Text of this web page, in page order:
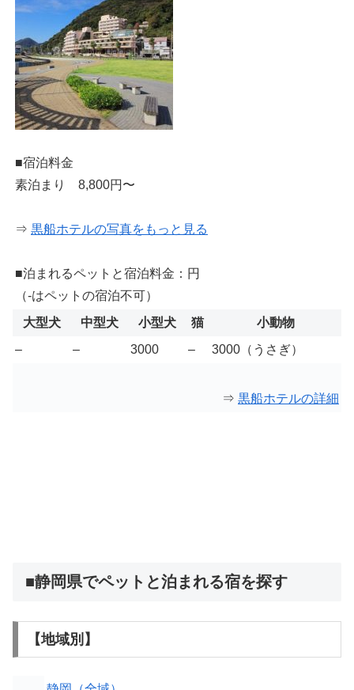
■宿泊料金
素泊まり 8,800円〜
⇒ 黒船ホテルの写真をもっと見る
■泊まれるペットと宿泊料金：円
（-はペットの宿泊不可）
大型犬
中型犬 小型犬 猫
小動物
–
– 3000 – 3000（うさぎ）
⇒ 黒船ホテルの詳細
■静岡県でペットと泊まれる宿を探す
【地域別】